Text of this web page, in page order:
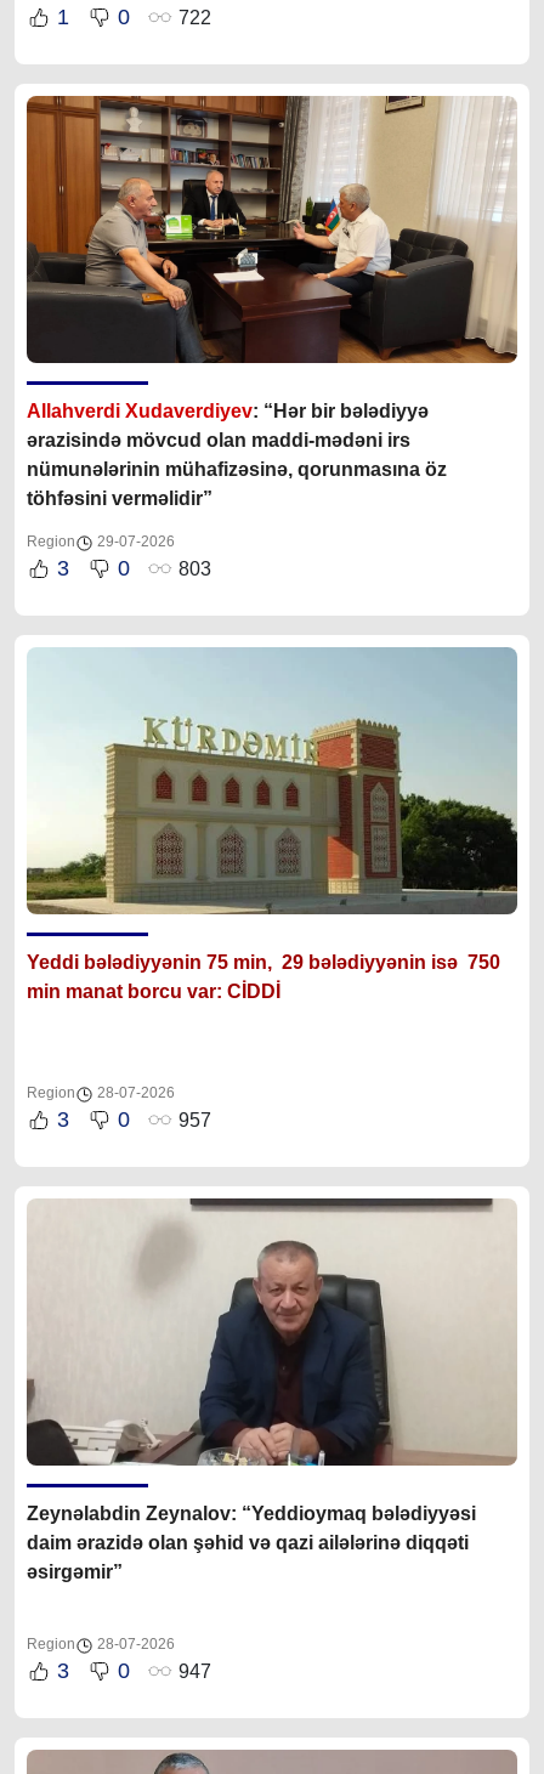
1 0 722
Allahverdi Xudaverdiyev: “Hər bir bələdiyyə
ərazisində mövcud olan maddi-mədəni irs
nümunələrinin mühafizəsinə, qorunmasına öz
töhfəsini verməlidir”
Region 29-07-2026
3 0 803
Yeddi bələdiyyənin 75 min, 29 bələdiyyənin isə 750
min manat borcu var: CİDDİ
Region 28-07-2026
3 0 957
Zeynəlabdin Zeynalov: “Yeddioymaq bələdiyyəsi
daim ərazidə olan şəhid və qazi ailələrinə diqqəti
əsirgəmir”
Region 28-07-2026
3 0 947